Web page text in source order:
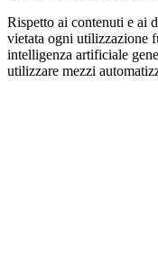
Rispetto ai contenuti e ai
vietata ogni utilizzazione
intelligenza artificiale
utilizzare mezzi